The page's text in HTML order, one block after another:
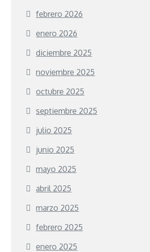
febrero 2026
enero 2026
diciembre 2025
noviembre 2025
octubre 2025
septiembre 2025
julio 2025
junio 2025
mayo 2025
abril 2025
marzo 2025
febrero 2025
enero 2025